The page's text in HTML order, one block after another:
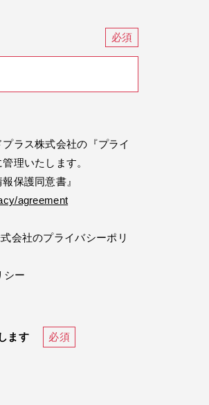
ラス株式会社の『プライ
理いたします。
保護同意書』
agreement
会社のプライバシーポリ
シー
ます